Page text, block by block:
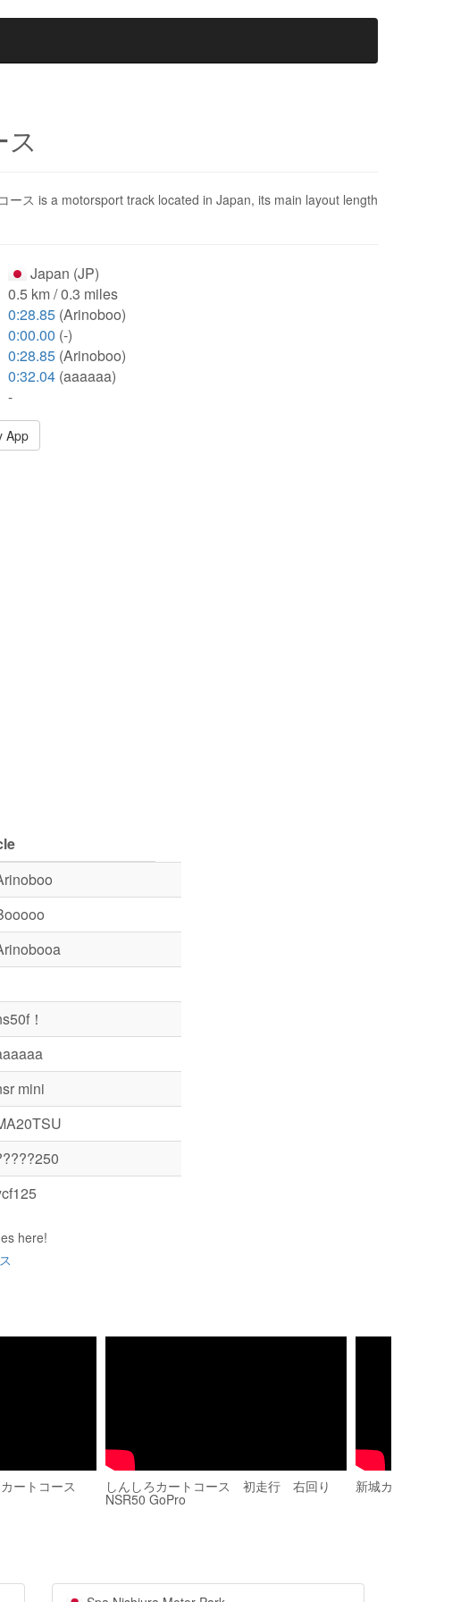
ース is a motorsport track located in Japan, its main layout length
Japan (JP)
0.5 km / 0.3 miles
0:28.85 (Arinoboo)
0:00.00 (-)
0:28.85 (Arinoboo)
0:32.04 (aaaaaa)
-
App
！
mini
here!
ートコース しんしろカートコース 初走行 右回り
NSR50 GoPro
新城カートコース